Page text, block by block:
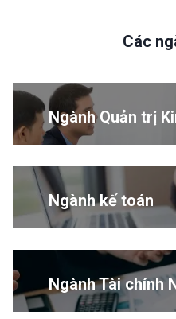
Các
Ngành Quản trị
Ngành kế toán
Ngành Tài chính